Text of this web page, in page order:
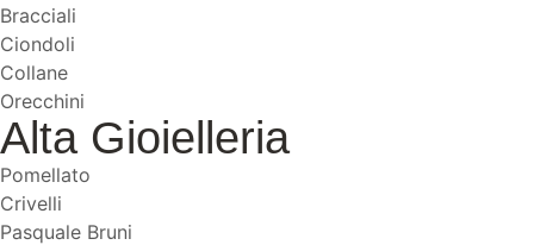
Bracciali
Ciondoli
Collane
Orecchini
Alta Gioielleria
Pomellato
Crivelli
Pasquale Bruni